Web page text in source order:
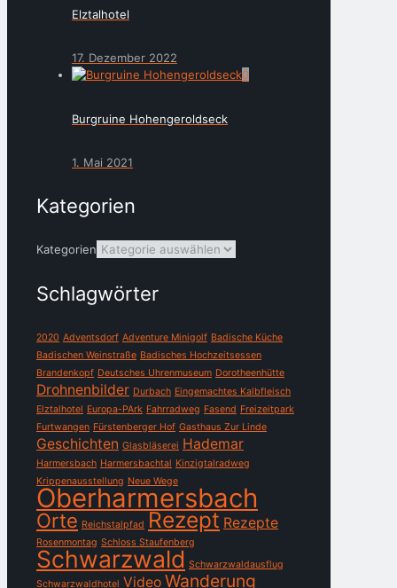
Elztalhotel
17. Dezember 2022
0
Burgruine Hohengeroldseck
1. Mai 2021
Kategorien
Kategorien
Schlagwörter
2020 Adventsdorf Adventure Minigolf Badische Küche
Badischen Weinstraße Badisches Hochzeitsessen
Brandenkopf Deutsches Uhrenmuseum Dorotheenhütte
Drohnenbilder Durbach Eingemachtes Kalbfleisch
Elztalhotel Europa-PArk Fahrradweg Fasend Freizeitpark
Furtwangen Fürstenberger Hof Gasthaus Zur Linde
Geschichten Glasbläserei Hademar
Harmersbach Harmersbachtal Kinzigtalradweg
Krippenausstellung Neue Wege
Oberharmersbach
Orte Reichstalpfad Rezept Rezepte
Rosenmontag Schloss Staufenberg
Schwarzwald Schwarzwaldausflug
Schwarzwaldhotel Video Wanderung